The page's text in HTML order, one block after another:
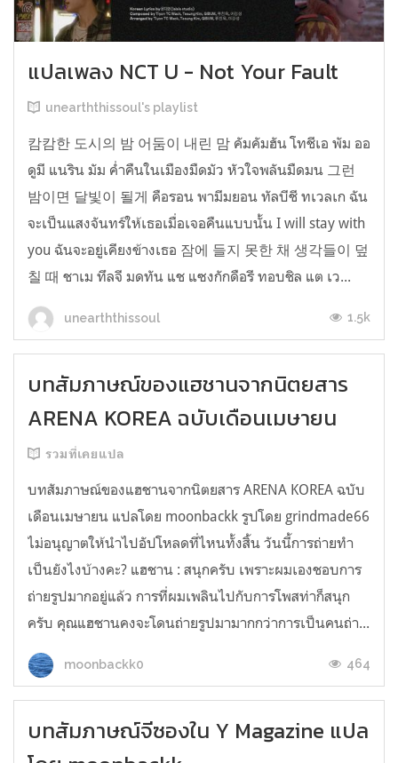
แปลเพลง NCT U - Not Your Fault
unearththissoul's playlist
캄캄한 도시의 밤 어둠이 내린 맘 คัมคัมฮัน โทชีเอ พัม ออ
ดูมี แนริน มัม ค่ำคืนในเมืองมืดมัว หัวใจพลันมืดมน 그런
밤이면 달빛이 될게 คือรอน พามีมยอน ทัลบีชี ทเวลเก ฉัน
จะเป็นแสงจันทร์ให้เธอเมื่อเจอคืนแบบนั้น I will stay with
you ฉันจะอยู่เคียงข้างเธอ 잠에 들지 못한 채 생각들이 덮
칠 때 ชาเม ทึลจี มดทัน แช แซงกักดือรี ทอบชิล แต เว...
unearththissoul 1.5k
บทสัมภาษณ์ของแฮชานจากนิตยสาร
ARENA KOREA ฉบับเดือนเมษายน
รวมที่เคยแปล
บทสัมภาษณ์ของแฮชานจากนิตยสาร ARENA KOREA ฉบับ
เดือนเมษายน แปลโดย moonbackk รูปโดย grindmade66
ไม่อนุญาตให้นำไปอัปโหลดที่ไหนทั้งสิ้น วันนี้การถ่ายทำ
เป็นยังไงบ้างคะ? แฮชาน : สนุกครับ เพราะผมเองชอบการ
ถ่ายรูปมากอยู่แล้ว การที่ผมเพลินไปกับการโพสท่าก็สนุก
ครับ คุณแฮชานคงจะโดนถ่ายรูปมามากกว่าการเป็นคนถ่า...
moonbackk0 464
บทสัมภาษณ์จีซองใน Y Magazine แปล